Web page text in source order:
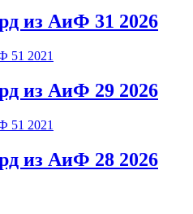
из АиФ 31 2026
из АиФ 29 2026
из АиФ 28 2026